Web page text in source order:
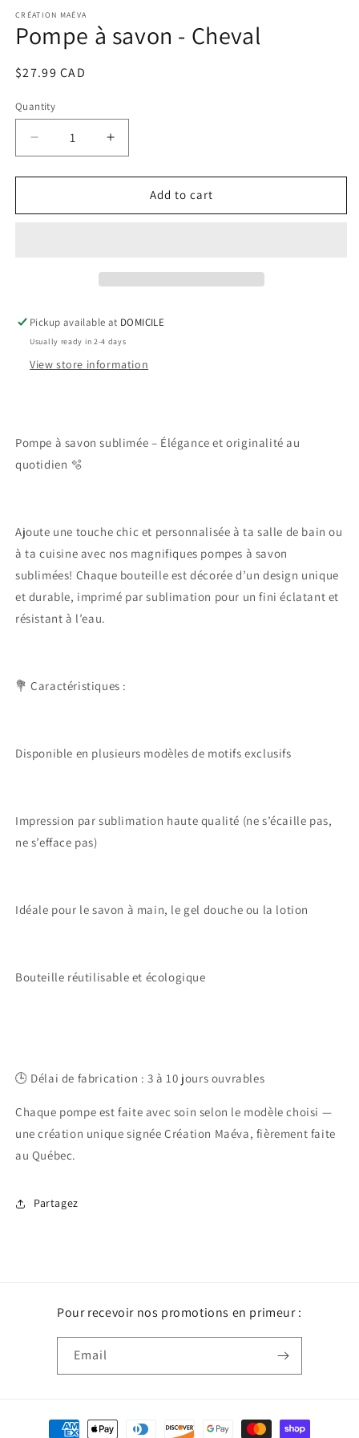
1
in
modal
CRÉATION MAÉVA
Pompe à savon - Cheval
Regular
$27.99 CAD
Quantity
Decrease
quantity
for
à
Increase
quantity
for
Pompe
à
Add to cart
Pickup available at DOMICILE
Usually ready in 2-4 days
View store information
Pompe à savon sublimée – Élégance et originalité au
quotidien 🫧
Ajoute une touche chic et personnalisée à ta salle de bain ou
à ta cuisine avec nos magnifiques pompes à savon
sublimées! Chaque bouteille est décorée d’un design unique
et durable, imprimé par sublimation pour un fini éclatant et
résistant à l’eau.
💐 Caractéristiques :
Disponible en plusieurs modèles de motifs exclusifs
Impression par sublimation haute qualité (ne s’écaille pas,
ne s’efface pas)
Idéale pour le savon à main, le gel douche ou la lotion
Bouteille réutilisable et écologique
🕒 Délai de fabrication : 3 à 10 jours ouvrables
Chaque pompe est faite avec soin selon le modèle choisi —
une création unique signée Création Maéva, fièrement faite
au Québec.
Partagez
Pour recevoir nos promotions en primeur :
Email
Payment